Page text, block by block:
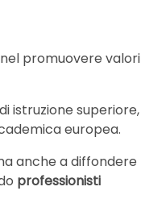
promuovere valori
istruzione superiore,
europea.
anche a diffondere
professionisti